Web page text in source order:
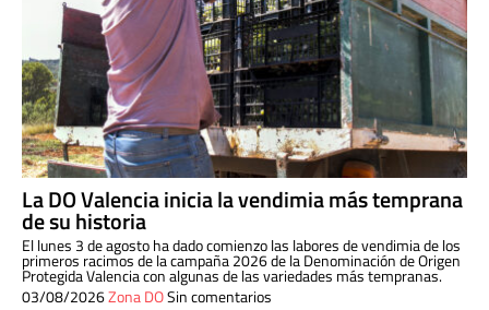
La DO Valencia inicia la vendimia más temprana
de su historia
El lunes 3 de agosto ha dado comienzo las labores de vendimia de los
primeros racimos de la campaña 2026 de la Denominación de Origen
Protegida Valencia con algunas de las variedades más tempranas.
03/08/2026Zona DOSin comentarios